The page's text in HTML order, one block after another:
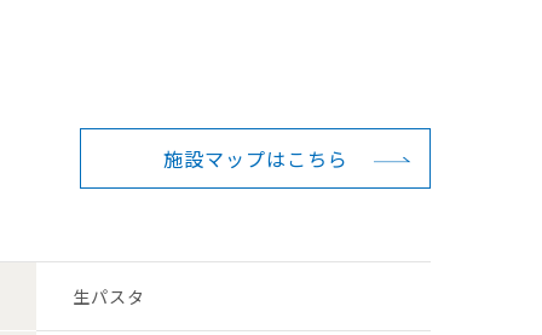
施設マップはこちら
生パスタ